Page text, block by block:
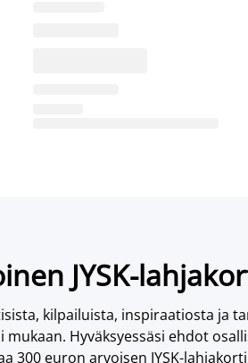
JYSK-
kilpailuista, inspiraatiosta ja
Hyväksyessäsi ehdot
300 euron arvoisen JYSK-